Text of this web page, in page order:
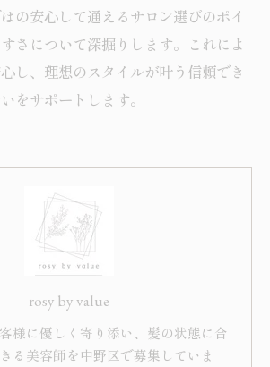
の安心して通えるサロン選びのポイ
さについて深掘りします。これによ
し、理想のスタイルが叶う信頼でき
をサポートします。
rosy by value
様に優しく寄り添い、髪の状態に合
る美容師を中野区で募集していま